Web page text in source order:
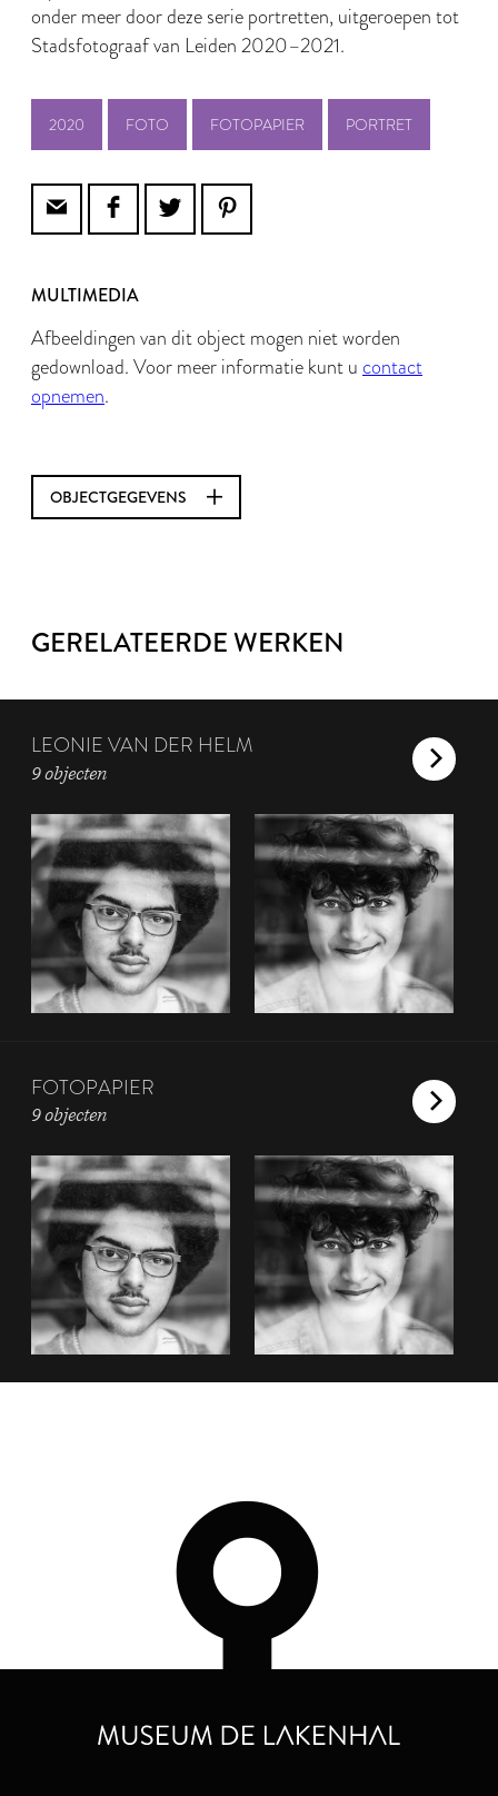
onder meer door deze serie portretten, uitgeroepen tot
Stadsfotograaf van Leiden 2020–2021.
2020 FOTO FOTOPAPIER PORTRET
MULTIMEDIA
Afbeeldingen van dit object mogen niet worden
gedownload. Voor meer informatie kunt u contact
opnemen.
OBJECTGEGEVENS
GERELATEERDE WERKEN
LEONIE VAN DER HELM
9 objecten
FOTOPAPIER
9 objecten